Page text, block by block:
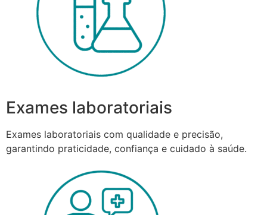
Exames laboratoriais
Exames laboratoriais com qualidade e precisão,
garantindo praticidade, confiança e cuidado à saúde.